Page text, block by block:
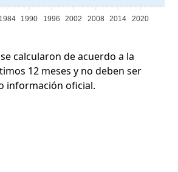
1984 1990 1996 2002 2008 2014 2020
calcularon de acuerdo a la
12 meses y no deben ser
información oficial.